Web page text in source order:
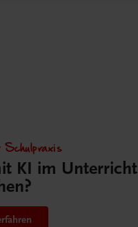
KI im Unterricht